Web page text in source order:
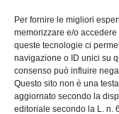
Per fornire le migliori
memorizzare e/o
queste tecnologie ci
navigazione o ID unici su
consenso può influire
Questo sito non è una
aggiornato secondo la
editoriale secondo la L. n.
Software
guida
efficace
LUG 17, 2026